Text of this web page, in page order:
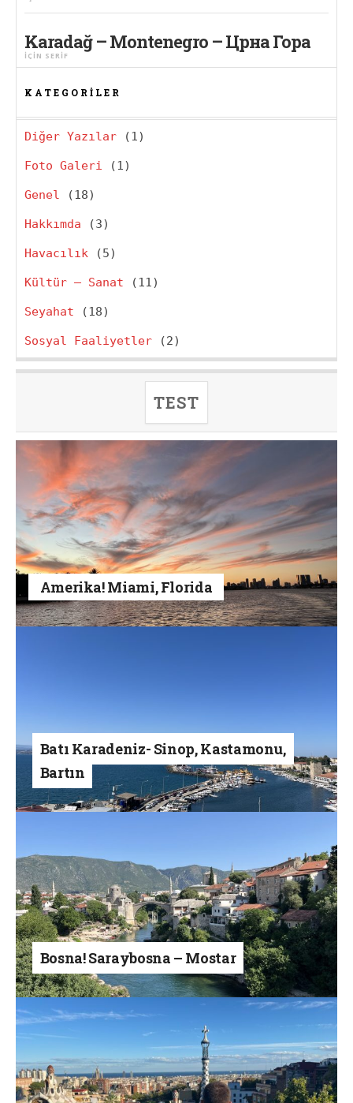
Karadağ – Montenegro – Црна Гора
IÇIN SERIF
KATEGORILER
Diğer Yazılar (1)
Foto Galeri (1)
Genel (18)
Hakkımda (3)
Havacılık (5)
Kültür – Sanat (11)
Seyahat (18)
Sosyal Faaliyetler (2)
TEST
Amerika! Miami, Florida
Batı Karadeniz- Sinop, Kastamonu,
Bartın
Bosna! Saraybosna – Mostar